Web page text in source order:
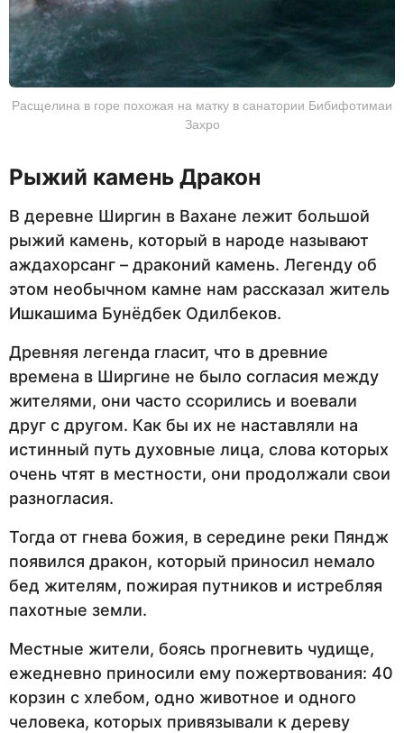
Расщелина в горе похожая на матку в санатории Бибифотимаи
Захро
Рыжий камень Дракон
В деревне Ширгин в Вахане лежит большой
рыжий камень, который в народе называют
аждахорсанг – драконий камень. Легенду об
этом необычном камне нам рассказал житель
Ишкашима Бунёдбек Одилбеков.
Древняя легенда гласит, что в древние
времена в Ширгине не было согласия между
жителями, они часто ссорились и воевали
друг с другом. Как бы их не наставляли на
истинный путь духовные лица, слова которых
очень чтят в местности, они продолжали свои
разногласия.
Тогда от гнева божия, в середине реки Пяндж
появился дракон, который приносил немало
бед жителям, пожирая путников и истребляя
пахотные земли.
Местные жители, боясь прогневить чудище,
ежедневно приносили ему пожертвования: 40
корзин с хлебом, одно животное и одного
человека, которых привязывали к дереву